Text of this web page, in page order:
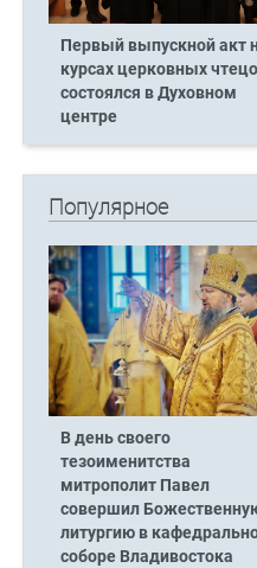
Первый выпускной акт
курсах церковных
состоялся в Духовном
центре
Популярное
В день своего
тезоименитства
митрополит Павел
совершил
литургию в
соборе Владивостока